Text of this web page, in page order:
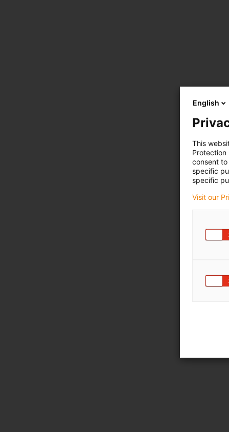
English
This
Protection
consent
specific
specific
Visit our